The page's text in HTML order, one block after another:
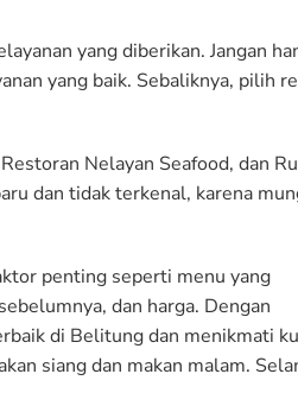
yang diberikan. Jangan
yang baik. Sebaliknya, pilih
Nelayan Seafood, dan
dan tidak terkenal, karena
penting seperti menu yang
dan harga. Dengan
di Belitung dan menikmati
siang dan makan malam.